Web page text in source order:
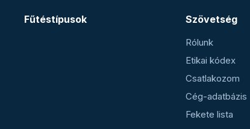
Fűtéstípusok Szövetség
Rólunk
Etikai kódex
Csatlakozom
Cég-adatbázis
Fekete lista